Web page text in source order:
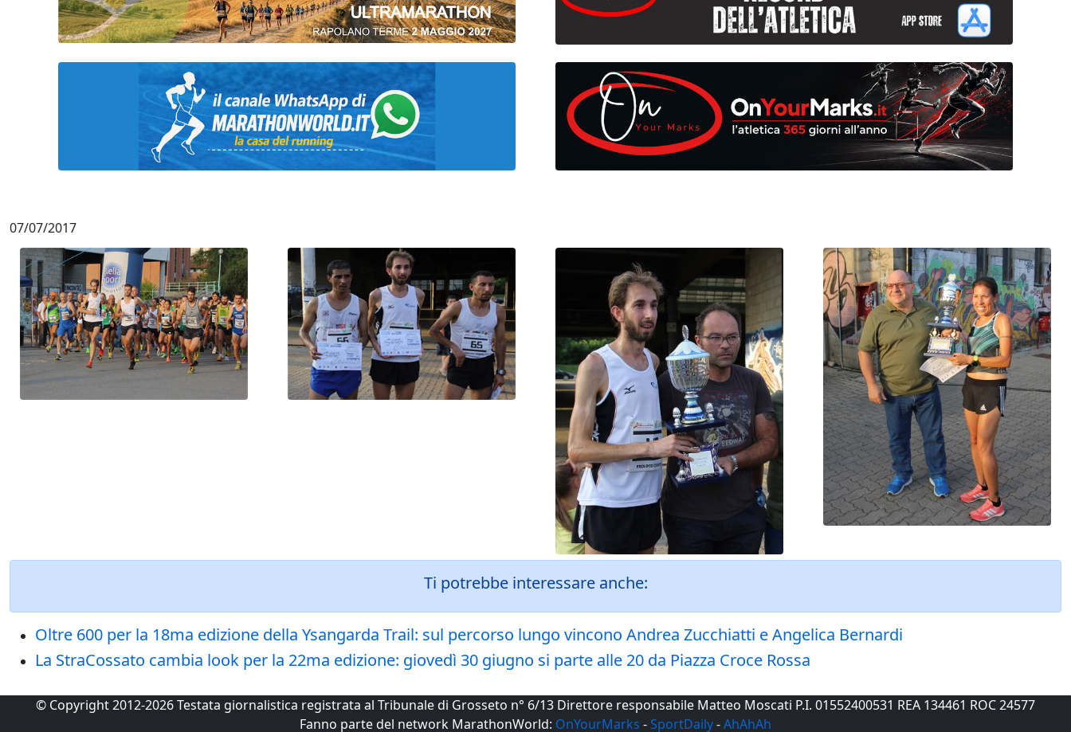
07/07/2017
Ti potrebbe interessare anche:
Oltre 600 per la 18ma edizione della Ysangarda Trail: sul percorso lungo vincono Andrea Zucchiatti e Angelica Bernardi
La StraCossato cambia look per la 22ma edizione: giovedì 30 giugno si parte alle 20 da Piazza Croce Rossa
© Copyright 2012-2026 Testata giornalistica registrata al Tribunale di Grosseto n° 6/13 Direttore responsabile Matteo Moscati P.I. 01552400531 REA 134461 ROC 24577
Fanno parte del network MarathonWorld: OnYourMarks -SportDaily-AhAhAh